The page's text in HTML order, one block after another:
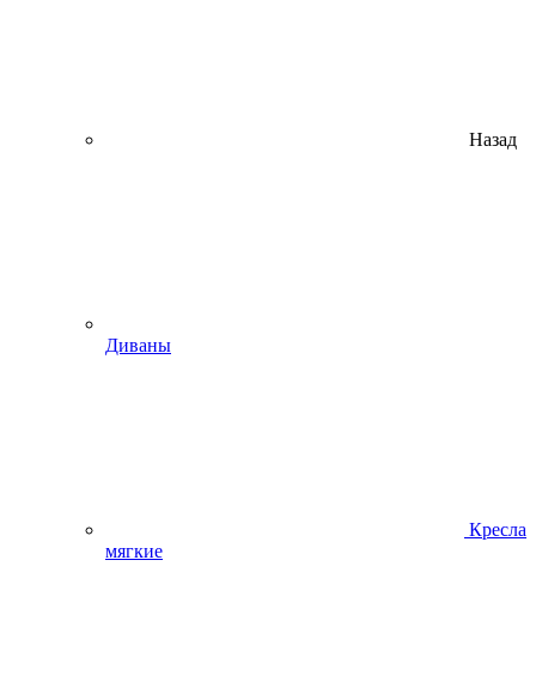
Назад
Диваны
Кресла
мягкие